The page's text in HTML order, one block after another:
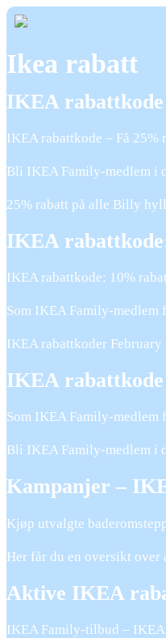
Ikea rabatt
IKEA
IKEA rabattkode – Få 25%
Bli IKEA Family-medlem i
25% rabatt på alle Billy
IKEA
IKEA rabattkode: 10%
Som IKEA Family-medlem
IKEA rabattkoder
IKEA rabattkode
Som IKEA Family-medlem
Bli IKEA Family-medlem i
Kampanjer –
Kjøp utvalgte
Her får du en oversikt over
Aktive IKEA
IKEA Family-tilbud – IKEA